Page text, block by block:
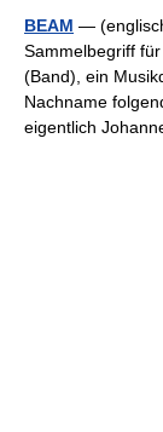
BEAM —
Sammelbegriff
(Band), ein
Nachname
eigentlich